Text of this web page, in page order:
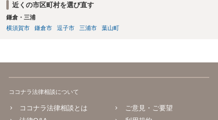
近くの市区町村を選び直す
鎌倉・三浦
横須賀市
鎌倉市 逗子市 三浦市 葉山町
ココナラ法律相談について
ココナラ法律相談とは
ご意見・ご要望